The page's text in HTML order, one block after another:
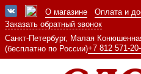
О магазине Оплата и
Заказать обратный звонок
Санкт-Петербург, Малая
(бесплатно по России)+7 812 571-